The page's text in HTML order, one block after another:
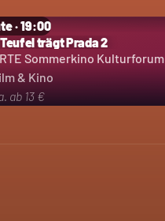
· 19:00
trägt Prada 2
Sommerkino Kulturforum
& Kino
ab 13 €